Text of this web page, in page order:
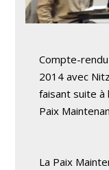
Compte-
2014 avec
faisant suite à
Paix
La Paix